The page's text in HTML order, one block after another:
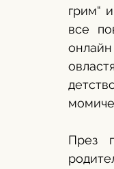
грим“
все
момиче
През